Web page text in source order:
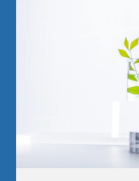
シリコーンオイ
#洗浄力重視
#消防法/有機
#法規制の少
#作業者の健
#塩素系・炭
#フォンブリ
ABS・ポリカ
ポリイミド
ポリアセター
すすぎ洗い・
#耐溶剤性の
#樹脂同士を
#封止剤を除去
#溶ける様子
#塩化メチレ
#金属の被覆
#Novecの代
#フロリナー
#フッ素オイ
#フッ素樹脂
#比重の高い
#環境に配慮し
見積書・請求書
新規登録
配送・送料につい
支払い方法につい